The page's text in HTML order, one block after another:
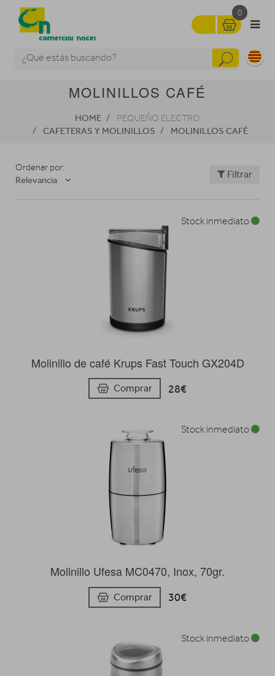
0
MOLINILLOS CAFÉ
HOME PEQUEÑO ELECTRO
CAFETERAS Y MOLINILLOS MOLINILLOS CAFÉ
Ordenar por:
Relevancia
Filtrar
Molinillo de café Krups Fast Touch GX204D
Comprar 28€
Stock inmediato
Molinillo Ufesa MC0470, Inox, 70gr.
Comprar 30€
Stock inmediato
Stock inmediato